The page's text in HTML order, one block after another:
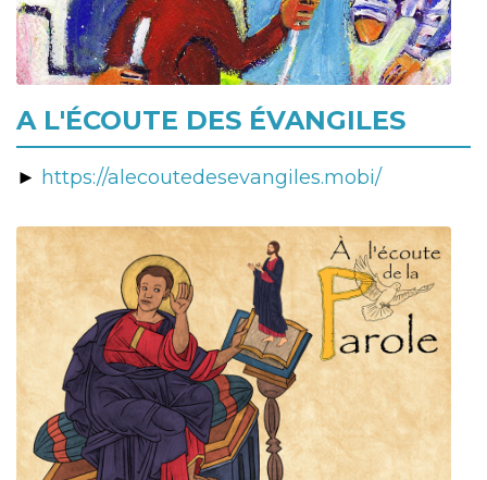
A L'ÉCOUTE DES ÉVANGILES
► https://alecoutedesevangiles.mobi/